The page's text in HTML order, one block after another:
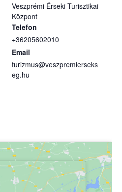
Veszprémi Érseki Turisztikai
Központ
Telefon
+36205602010
Email
turizmus@veszpremierseks
eg.hu